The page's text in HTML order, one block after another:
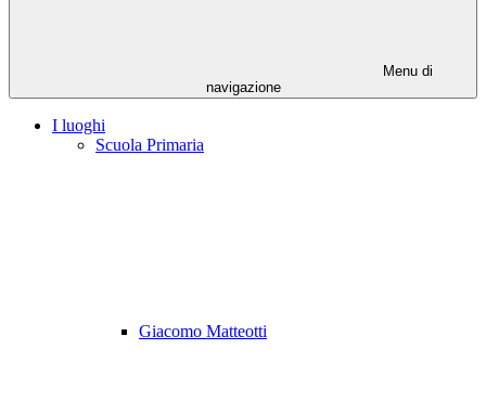
Menu di
navigazione
I luoghi
Scuola Primaria
Giacomo Matteotti